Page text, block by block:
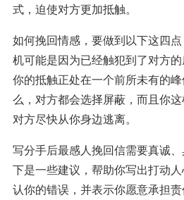
式，迫使对方更加抵触。
如何挽回情感，要做到以下这四
机可能是因为已经触犯到了对方
你的抵触正处在一个前所未有的
么，对方都会选择屏蔽，而且你
对方尽快从你身边逃离。
写分手后最感人挽回信需要真诚
下是一些建议，帮助你写出打动
认你的错误，并表示你愿意承担